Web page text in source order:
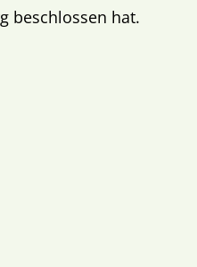
beschlossen hat.